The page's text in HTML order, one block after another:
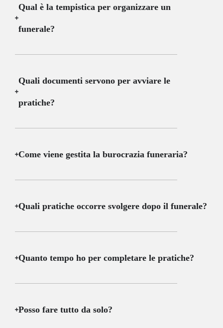
Qual è la tempistica per organizzare un
funerale?
Quali documenti servono per avviare le
pratiche?
Come viene gestita la burocrazia funeraria?
Quali pratiche occorre svolgere dopo il funerale?
Quanto tempo ho per completare le pratiche?
Posso fare tutto da solo?